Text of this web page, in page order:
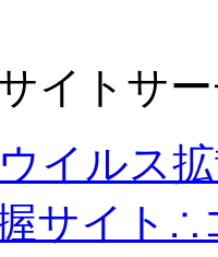
イトサ
イルス
サイト